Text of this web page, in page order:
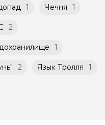
1 Чечня 1
2
1
2 Язык Тролля 1